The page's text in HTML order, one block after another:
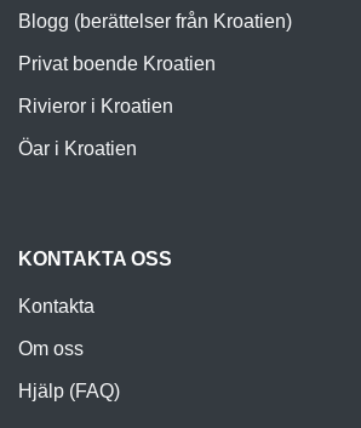
Blogg (berättelser från Kroatien)
Privat boende Kroatien
Rivieror i Kroatien
Öar i Kroatien
KONTAKTA OSS
Kontakta
Om oss
Hjälp (FAQ)